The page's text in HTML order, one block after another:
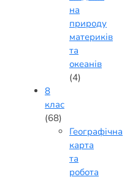
на
природу
материків
та
океанів
(4)
8
клас
(68)
Географічна
карта
та
робота